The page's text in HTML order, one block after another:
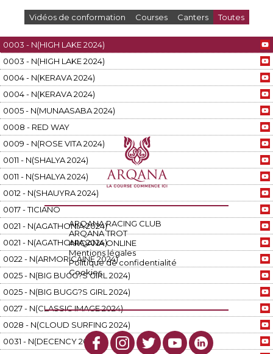
Vidéos de conformation Courses Canters Toutes
0003 - N(HIGH LAKE 2024)
0003 - N(HIGH LAKE 2024)
0004 - N(KERAVA 2024)
0004 - N(KERAVA 2024)
0005 - N(MUNAASABA 2024)
0008 - RED WAY
0009 - N(ROSE VITA 2024)
0011 - N(SHALYA 2024)
0011 - N(SHALYA 2024)
0012 - N(SHAUYRA 2024)
0017 - TICIANO
0021 - N(AGATHONIA 2024)
0021 - N(AGATHONIA 2024)
0022 - N(ARMORICAINE 2024)
0025 - N(BIG BUGG?S GIRL 2024)
0025 - N(BIG BUGG?S GIRL 2024)
0027 - N(CLASSIC IMAGE 2024)
0028 - N(CLOUD SURFING 2024)
0031 - N(DECENCY 2024)
ARQANA RACING CLUB
ARQANA TROT
ARQANA ONLINE
Mentions légales
Politique de confidentialité
Cookies